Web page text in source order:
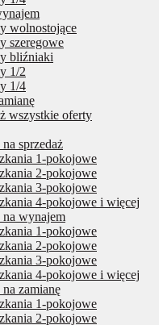
wolnostojące
szeregowe
bliźniaki
1/2
1/4
wszystkie oferty
sprzedaż
1-pokojowe
2-pokojowe
3-pokojowe
4-pokojowe i więcej
wynajem
1-pokojowe
2-pokojowe
3-pokojowe
4-pokojowe i więcej
zamianę
1-pokojowe
2-pokojowe